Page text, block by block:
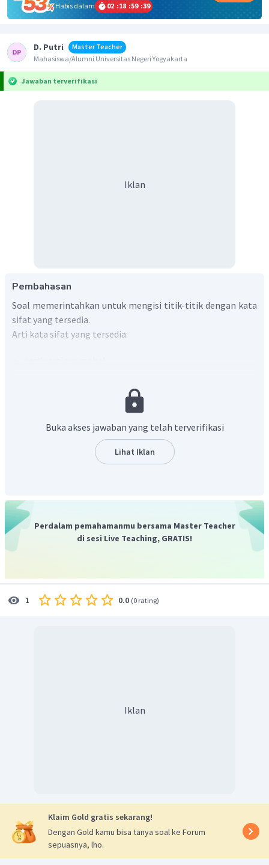
Habis dalam
02 :18 :59 :39
D. Putri
Master Teacher
Mahasiswa/Alumni Universitas Negeri Yogyakarta
Jawaban terverifikasi
Iklan
Pembahasan
Soal memerintahkan untuk mengisi titik-titik dengan kata
sifat yang tersedia.
Arti kata sifat yang tersedia:
artinya megah; sangat bagus
captivatingartinya memikat hati.
artinya terhampar.
artinya ramai.
Terjemahan kalimat soal adalah "Tinggal di London sangat
____. Di London, semuanya lebih mahal daripada di tempat
lain." Kata sifat yang tepat untuk melengkapi kalimat
London is very costly. In London, everything is more expensive
than anywhere else."
Buka akses jawaban yang telah terverifikasi
Lihat Iklan
Perdalam pemahamanmu bersama Master Teacher
di sesi Live Teaching, GRATIS!
1 0.0 (0 rating)
Iklan
Klaim Gold gratis sekarang!
Dengan Gold kamu bisa tanya soal ke Forum
sepuasnya, lho.